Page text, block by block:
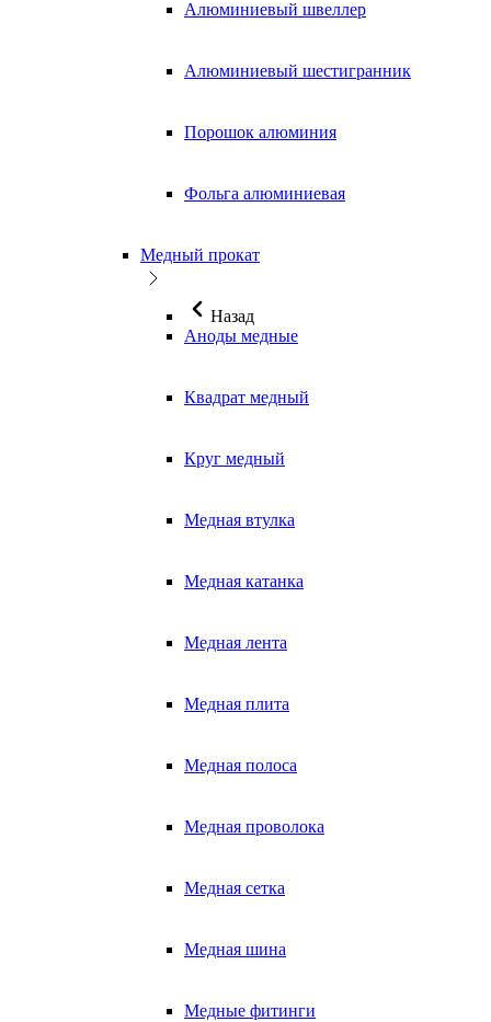
Алюминиевый швеллер
Алюминиевый шестигранник
Порошок алюминия
Фольга алюминиевая
Медный прокат
Назад
Аноды медные
Квадрат медный
Круг медный
Медная втулка
Медная катанка
Медная лента
Медная плита
Медная полоса
Медная проволока
Медная сетка
Медная шина
Медные фитинги